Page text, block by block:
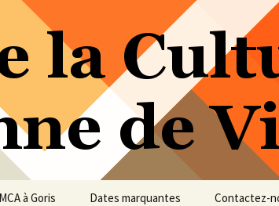
à Goris Dates marquantes Contactez-